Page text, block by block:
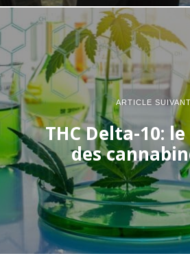
ARTICLE SUIVANT
THC Delta-10:
des